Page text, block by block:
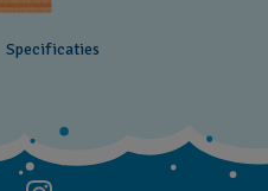
Specificaties